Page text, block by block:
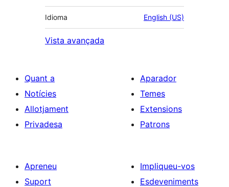
Idioma English (US)
Vista avançada
Quant a
Notícies
Allotjament
Privadesa
Aparador
Temes
Extensions
Patrons
Apreneu
Suport
Impliqueu-vos
Esdeveniments